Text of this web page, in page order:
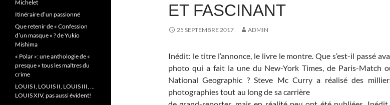
ET FASCINANT
25 SEPTEMBRE 2017 ADMIN
Inédit: le titre l’annonce, le livre le montre. Que s’est-il passé
photo qui a fait la une du New-York Times, de Paris-Match
National Geographic ? Steve Mc Curry a réalisé des
photographies tout au long de sa carrière
Michelet
Itinéraire d’un passionné
Que retenir de « Confession
d’un masque » ? de Yukio
Mishima
« Polar »: une anthologie de «
presque » tous les maîtres du
crime
LOUIS I, LOUIS II, LOUIS III, …
LOUIS XIV, pas aussi évident!